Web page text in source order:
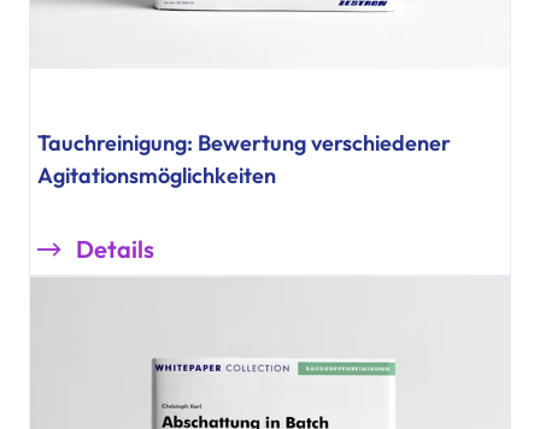
Tauchreinigung: Bewertung verschiedener
Agitationsmöglichkeiten
Details